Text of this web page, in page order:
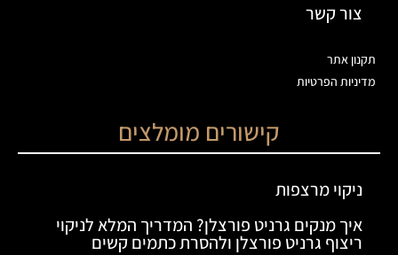
צור קשר
תקנון אתר
מדיניות הפרטיות
קישורים מומלצים
ניקוי מרצפות
איך מנקים גרניט פורצלן? המדריך המלא לניקוי
ריצוף גרניט פורצלן ולהסרת כתמים קשים